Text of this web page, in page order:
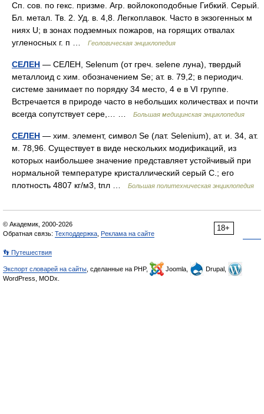
Сп. сов. по гекс. призме. Агр. войлокоподобные Гибкий. Серый.
Бл. метал. Тв. 2. Уд. в. 4,8. Легкоплавок. Часто в экзогенных м
ниях U; в зонах подземных пожаров, на горящих отвалах
угленосных г. п …
Геологическая энциклопедия
СЕЛЕН — СЕЛЕН, Selenum (от греч. selene луна), твердый
металлоид с хим. обозначением Se; ат. в. 79,2; в периодич.
системе занимает по порядку 34 место, 4 е в VІ группе.
Встречается в природе часто в небольших количествах и почти
всегда сопутствует сере,… …
Большая медицинская энциклопедия
СЕЛЕН — хим. элемент, символ Se (лат. Selenium), ат. и. 34, ат.
м. 78,96. Существует в виде нескольких модификаций, из
которых наибольшее значение представляет устойчивый при
нормальной температуре кристаллический серый С.; его
плотность 4807 кг/м3, tпл …
Большая политехническая энциклопедия
18+
© Академик, 2000-2026
Обратная связь: Техподдержка Реклама на сайте
👣 Путешествия
Экспорт словарей на сайты , сделанные на PHP, Joomla,
Drupal,
WordPress, MODx.